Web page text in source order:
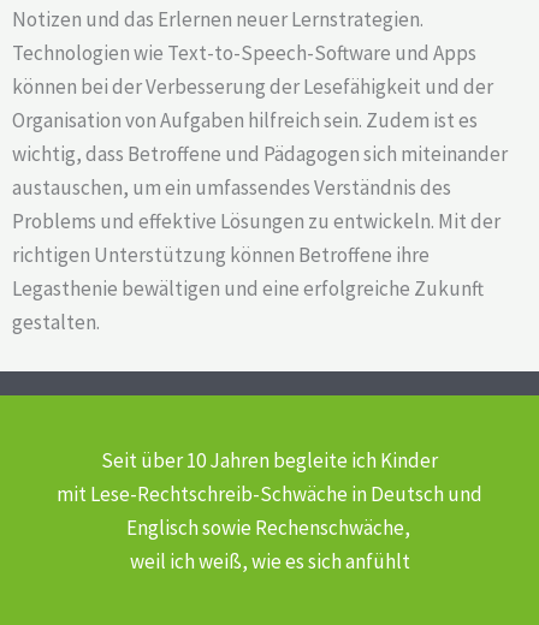
Notizen und das Erlernen neuer Lernstrategien.
Technologien wie Text-to-Speech-Software und Apps
können bei der Verbesserung der Lesefähigkeit und der
Organisation von Aufgaben hilfreich sein. Zudem ist es
wichtig, dass Betroffene und Pädagogen sich miteinander
austauschen, um ein umfassendes Verständnis des
Problems und effektive Lösungen zu entwickeln. Mit der
richtigen Unterstützung können Betroffene ihre
Legasthenie bewältigen und eine erfolgreiche Zukunft
gestalten.
Seit über 10 Jahren begleite ich Kinder
mit Lese-Rechtschreib-Schwächein Deutsch und
Englisch sowie Rechenschwäche,
weil ich weiß, wie es sich anfühlt